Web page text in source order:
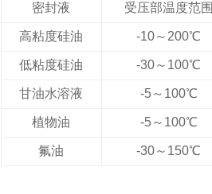
密封液
受压部温度范围
高粘度硅油 -10～200℃
低粘度硅油 -30～100℃
甘油水溶液 -5～100℃
植物油 -5～100℃
氟油 -30～150℃